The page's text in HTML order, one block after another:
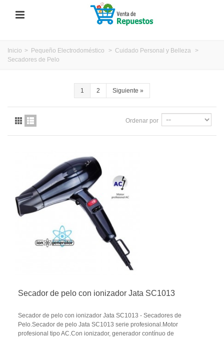
Inicio > Pequeño Electrodoméstico > Cuidado Personal y Belleza
>
Secadores de Pelo
1 2 Siguiente »
Ordenar por
Secador de pelo con ionizador Jata SC1013
Secador de pelo con ionizador Jata SC1013 - Secadores de
Pelo.Secador de pelo Jata SC1013 serie profesional.Motor
profesional tipo AC.Con ionizador, generador contínuo de